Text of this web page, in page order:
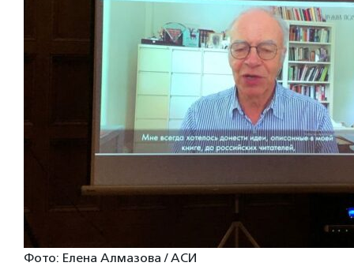
Фото: Елена Алмазова / АСИ